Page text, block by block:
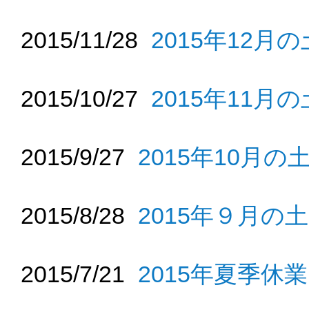
2015/11/28 2015年12月
2015/10/27 2015年11月
2015/9/27 2015年10月の
2015/8/28 2015年９月の
2015/7/21 2015年夏季休